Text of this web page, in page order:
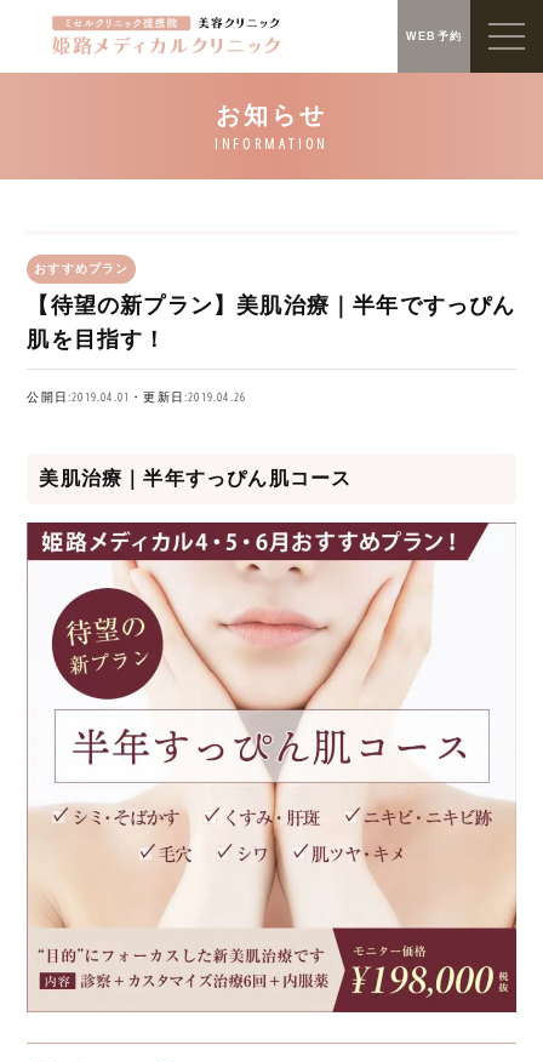
WEB予約
おすすめプラン
【待望の新プラン】美肌治療｜半年ですっぴん
肌を目指す！
公開日:2019.04.01・更新日:2019.04.26
美肌治療｜半年すっぴん肌コース